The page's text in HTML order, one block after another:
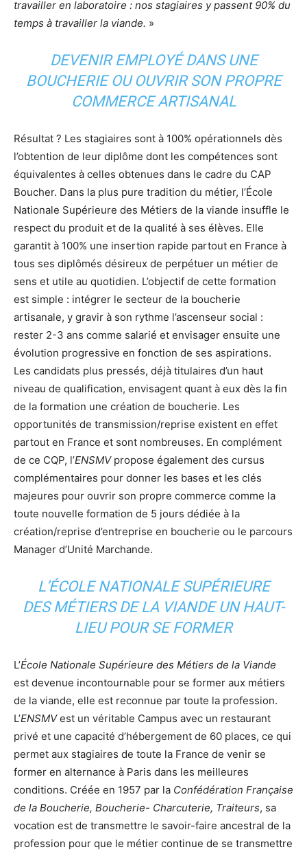
travailler en laboratoire : nos stagiaires y passent 90% du
temps à travailler la viande. »
DEVENIR EMPLOYÉ DANS UNE
BOUCHERIE OU OUVRIR SON PROPRE
COMMERCE ARTISANAL
Résultat ? Les stagiaires sont à 100% opérationnels dès
l’obtention de leur diplôme dont les compétences sont
équivalentes à celles obtenues dans le cadre du CAP
Boucher. Dans la plus pure tradition du métier, l’École
Nationale Supérieure des Métiers de la viande insuffle le
respect du produit et de la qualité à ses élèves. Elle
garantit à 100% une insertion rapide partout en France à
tous ses diplômés désireux de perpétuer un métier de
sens et utile au quotidien. L’objectif de cette formation
est simple : intégrer le secteur de la boucherie
artisanale, y gravir à son rythme l’ascenseur social :
rester 2-3 ans comme salarié et envisager ensuite une
évolution progressive en fonction de ses aspirations.
Les candidats plus pressés, déjà titulaires d’un haut
niveau de qualification, envisagent quant à eux dès la fin
de la formation une création de boucherie. Les
opportunités de transmission/reprise existent en effet
partout en France et sont nombreuses. En complément
de ce CQP, l’ENSMVpropose également des cursus
complémentaires pour donner les bases et les clés
majeures pour ouvrir son propre commerce comme la
toute nouvelle formation de 5 jours dédiée à la
création/reprise d’entreprise en boucherie ou le parcours
Manager d’Unité Marchande.
L’ÉCOLE NATIONALE SUPÉRIEURE
DES MÉTIERS DE LA VIANDE UN HAUT-
LIEU POUR SE FORMER
L’École Nationale Supérieure des Métiers de la Viande
est devenue incontournable pour se former aux métiers
de la viande, elle est reconnue par toute la profession.
L’ENSMVest un véritable Campus avec un restaurant
privé et une capacité d’hébergement de 60 places, ce qui
permet aux stagiaires de toute la France de venir se
former en alternance à Paris dans les meilleures
conditions. Créée en 1957 par la Confédération Française
de la Boucherie, Boucherie- Charcuterie, Traiteurs, sa
vocation est de transmettre le savoir-faire ancestral de la
profession pour que le métier continue de se transmettre